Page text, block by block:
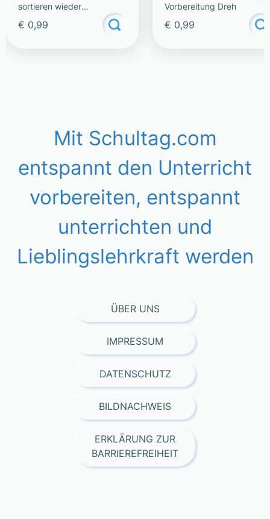
sortieren wieder
verwenden
€ 0,99
Vorbereitung Dreh
€ 0,99
Mit Schultag.com
entspannt den Unterricht
vorbereiten, entspannt
unterrichten und
Lieblingslehrkraft werden
ÜBER UNS
IMPRESSUM
DATENSCHUTZ
BILDNACHWEIS
ERKLÄRUNG ZUR
BARRIEREFREIHEIT